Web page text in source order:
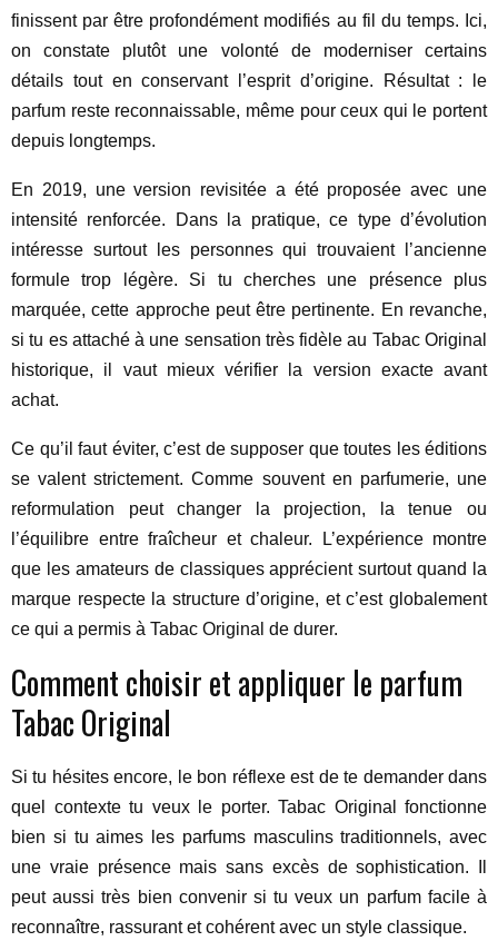
finissent par être profondément modifiés au fil du temps. Ici,
on constate plutôt une volonté de moderniser certains
détails tout en conservant l’esprit d’origine. Résultat : le
parfum reste reconnaissable, même pour ceux qui le portent
depuis longtemps.
En 2019, une version revisitée a été proposée avec une
intensité renforcée. Dans la pratique, ce type d’évolution
intéresse surtout les personnes qui trouvaient l’ancienne
formule trop légère. Si tu cherches une présence plus
marquée, cette approche peut être pertinente. En revanche,
si tu es attaché à une sensation très fidèle au Tabac Original
historique, il vaut mieux vérifier la version exacte avant
achat.
Ce qu’il faut éviter, c’est de supposer que toutes les éditions
se valent strictement. Comme souvent en parfumerie, une
reformulation peut changer la projection, la tenue ou
l’équilibre entre fraîcheur et chaleur. L’expérience montre
que les amateurs de classiques apprécient surtout quand la
marque respecte la structure d’origine, et c’est globalement
ce qui a permis à Tabac Original de durer.
Comment choisir et appliquer le parfum
Tabac Original
Si tu hésites encore, le bon réflexe est de te demander dans
quel contexte tu veux le porter. Tabac Original fonctionne
bien si tu aimes les parfums masculins traditionnels, avec
une vraie présence mais sans excès de sophistication. Il
peut aussi très bien convenir si tu veux un parfum facile à
reconnaître, rassurant et cohérent avec un style classique.